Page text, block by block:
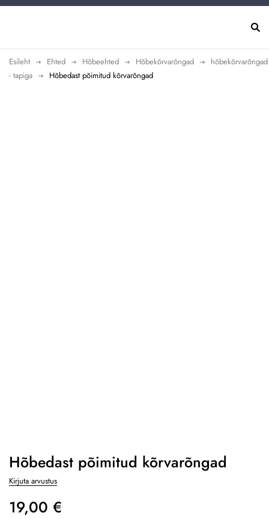
Esileht Ehted Hõbeehted Hõbekõrvarõngad
hõbekõrvarõngad
- tapiga
Hõbedast põimitud kõrvarõngad
Hõbedast põimitud kõrvarõngad
Kirjuta arvustus
19,00 €